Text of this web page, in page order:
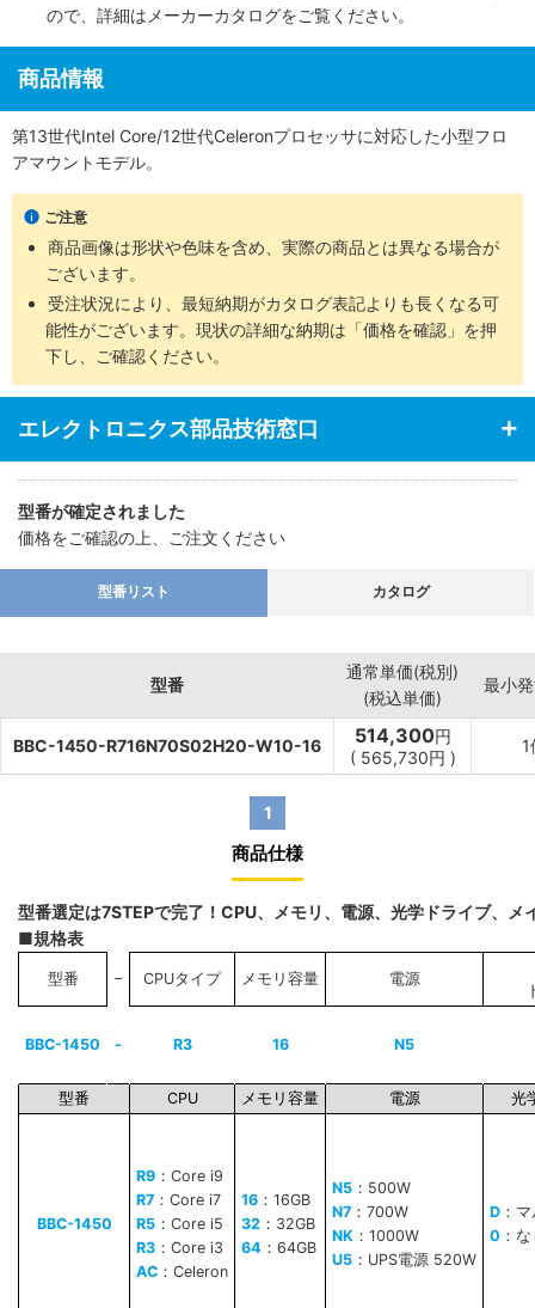
ので、詳細は メーカーカタログをご覧ください。
商品情報
第13世代Intel Core/12世代Celeronプロセッサに対応した小型フロ
アマウントモデル。
ご注意
商品画像は形状や色味を含め、実際の商品とは異なる場合が
ございます。
受注状況により、最短納期がカタログ表記よりも長くなる可
能性がございます。現状の詳細な納期は「価格を確認」を押
下し、ご確認ください。
エレクトロニクス部品技術窓口
型番が確定されました
価格をご確認の上、ご注文ください
型番リスト カタログ
型番
通常単価(税別)
(税込単価)
最小
BBC-1450-R716N70S02H20-W10-16 514,300円
( 565,730円 )
1
1
商品仕様
型番選定は7STEPで完了！CPU、メモリ、電源、光学ドライブ、
■規格表
型番 − CPUタイプ メモリ容量 電源
BBC-1450 - R3 16 N5
型番 CPU メモリ容量 電源 光
BBC-1450
R9 ：Core i9
R7 ：Core i7
R5 ：Core i5
R3 ：Core i3
AC ：Celeron
16 ：16GB
32 ：32GB
64 ：64GB
N5 ：500W
N7 ：700W
NK ：1000W
U5 ：UPS電源 520W
D ：
0 ：